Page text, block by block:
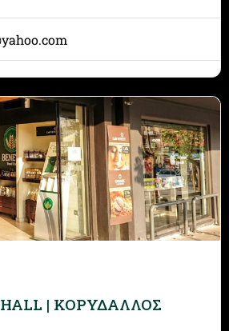
yahoo.com
HALL | ΚΟΡΥΔΑΛΛΟΣ